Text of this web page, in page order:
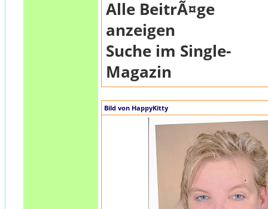
Alle BeitrÃ¤ge
anzeigen
Suche im Single-
Magazin
Bild von HappyKitty